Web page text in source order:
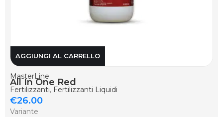
AGGIUNGI AL CARRELLO
MasterLine
All In One Red
Fertilizzanti, Fertilizzanti Liquidi
€26.00
Variante